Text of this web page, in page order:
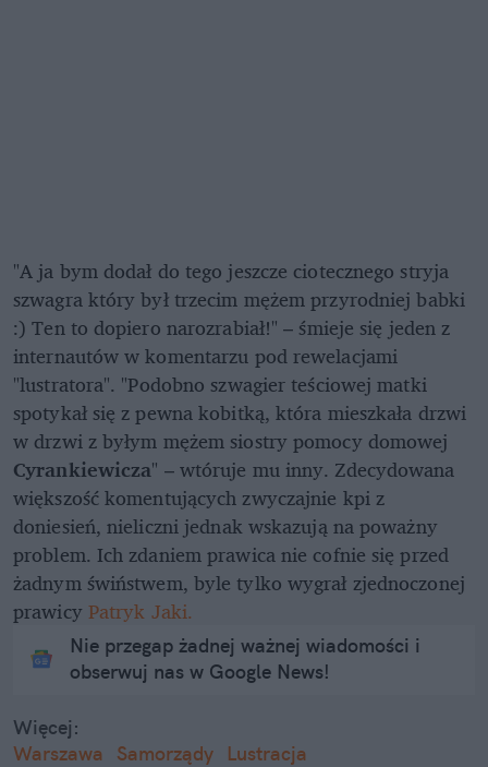
"A ja bym dodał do tego jeszcze ciotecznego stryja
szwagra który był trzecim mężem przyrodniej babki
:) Ten to dopiero narozrabiał!" – śmieje się jeden z
internautów w komentarzu pod rewelacjami
"lustratora". "Podobno szwagier teściowej matki
spotykał się z pewna kobitką, która mieszkała drzwi
w drzwi z byłym mężem siostry pomocy domowej
Cyrankiewicza" – wtóruje mu inny. Zdecydowana
większość komentujących zwyczajnie kpi z
doniesień, nieliczni jednak wskazują na poważny
problem. Ich zdaniem prawica nie cofnie się przed
żadnym świństwem, byle tylko wygrał zjednoczonej
prawicy Patryk Jaki.
Nie przegap żadnej ważnej wiadomości i
obserwuj nas w Google News!
Więcej:
Warszawa
Samorządy Lustracja